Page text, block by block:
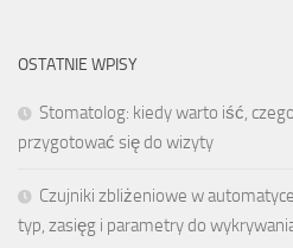
OSTATNIE WPISY
Stomatolog: kiedy warto iść,
przygotować się do wizyty
Czujniki zbliżeniowe w
typ, zasięg i parametry do